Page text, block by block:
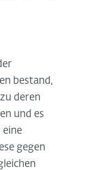
bestand,
deren
und es
eine
gegen